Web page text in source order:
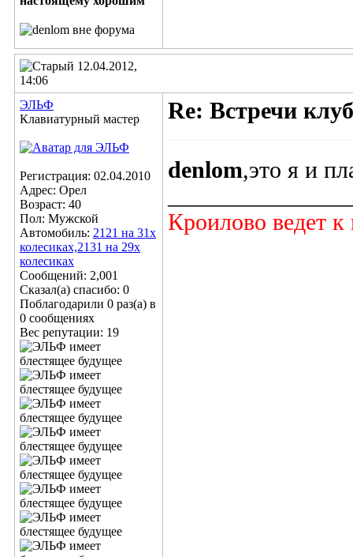
12.04.2012,
14:06
ЭЛЬФ
Клавиатурный мастер
Регистрация: 02.04.2010
Адрес: Орел
Возраст: 40
Пол: Мужской
Автомобиль: 2121 на 31х
колесиках,2131 на 29х
колесиках
Сообщений: 2,001
Сказал(а) спасибо: 0
Поблагодарили 0 раз(а) в
0 сообщениях
Вес репутации: 19
Re: Встречи
denlom,это я и
Кроилово ведет к